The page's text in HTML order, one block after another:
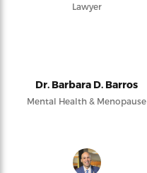
Lawyer
Dr. Barbara D. Barros
Mental Health & Menopause